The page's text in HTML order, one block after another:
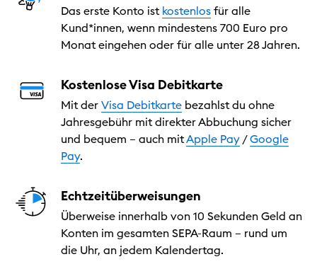
Das erste Konto ist kostenlos für alle
Kund*innen, wenn mindestens 700 Euro pro
Monat eingehen oder für alle unter 28 Jahren.
Kostenlose Visa Debitkarte
Mit der Visa Debitkarte bezahlst du ohne
Jahresgebühr mit direkter Abbuchung sicher
und bequem – auch mitApple Pay /Google
Pay.
Echtzeitüberweisungen
Überweise innerhalb von 10 Sekunden Geld an
Konten im gesamten SEPA-Raum – rund um
die Uhr, an jedem Kalendertag.